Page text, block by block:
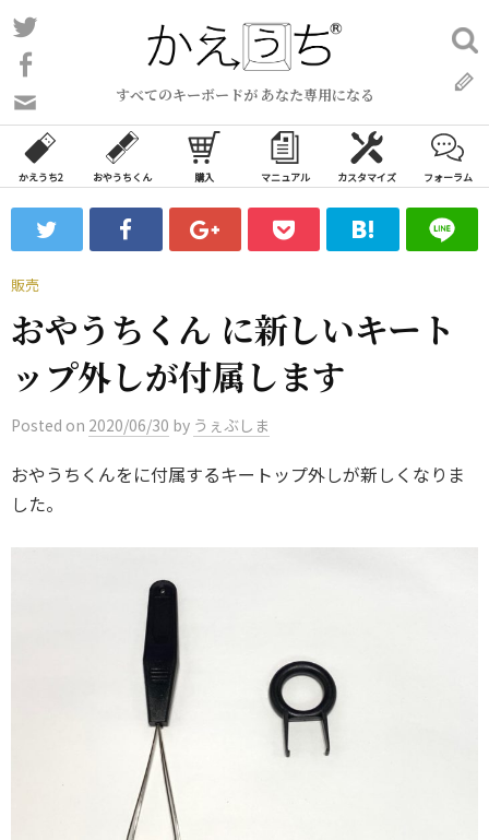
コ
ン
ン
ツ
ス
ッ
プ
すべてのキーボードが あなた専用になる
い
合
わ
フ
ォ
ー
検
索:
かえうち2 おやうちくん 購入 マニュアル カスタマイズ フォーラム
販売
おやうちくん に新しいキート
ップ外しが付属します
Posted on 2020/06/30 by うぇぶしま
おやうちくんをに付属するキートップ外しが新しくなりま
した。